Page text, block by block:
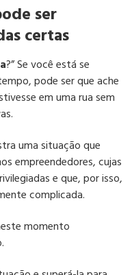
ser
certas
?” Se você está se
pode ser que ache
em uma rua sem
uma situação que
empreendedores, cujas
e que, por isso,
complicada.
momento